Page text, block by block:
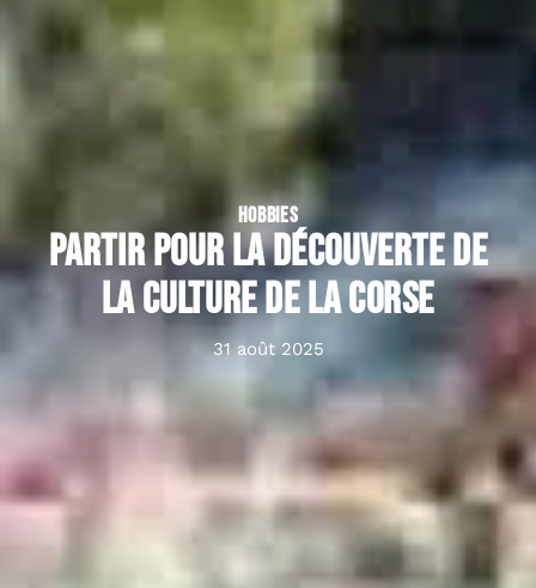
HOBBIES
Partir pour la découverte de
la culture de la Corse
31 août 2025